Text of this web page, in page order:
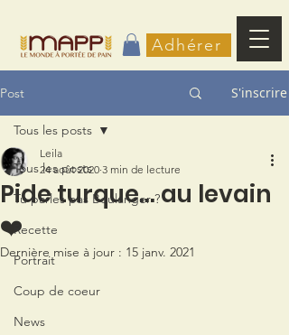
Adhérer
Post S'inscrire
Tous les posts
Tu parles pas Boulanger ?
Recette
Portrait
Coup de coeur
News
Tous les posts
Pide turque... au levain
❤️
Leila
24 août 2020 3 min de lecture
Dernière mise à jour : 15 janv. 2021